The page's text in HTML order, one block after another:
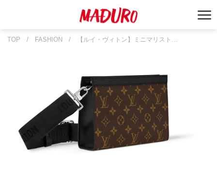
TOP / FASHION / 【ルイ・ヴィトン】ミニマリスト…